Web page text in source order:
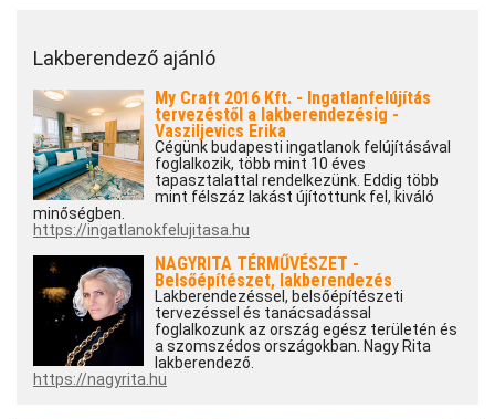
Lakberendező ajánló
My Craft 2016 Kft. - Ingatlanfelújítás
tervezéstől a lakberendezésig -
Vasziljevics Erika
Cégünk budapesti ingatlanok felújításával
foglalkozik, több mint 10 éves
tapasztalattal rendelkezünk. Eddig több
mint félszáz lakást újítottunk fel, kiváló
minőségben.
https://ingatlanokfelujitasa.hu
NAGYRITA TÉRMŰVÉSZET -
Belsőépítészet, lakberendezés
Lakberendezéssel, belsőépítészeti
tervezéssel és tanácsadással
foglalkozunk az ország egész területén és
a szomszédos országokban. Nagy Rita
lakberendező.
https://nagyrita.hu